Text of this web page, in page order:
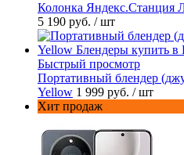
Колонка Яндекс.Станция
5 190 руб. / шт
Быстрый просмотр
Портативный блендер
Yellow 1 999 руб. / шт
Хит продаж